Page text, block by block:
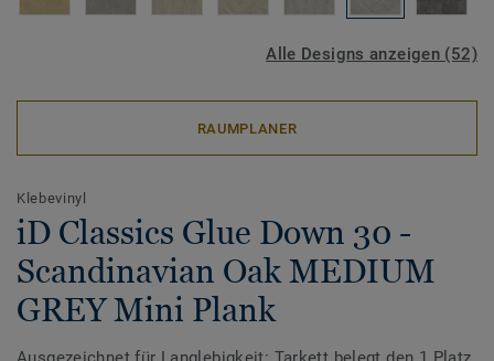
Alle Designs anzeigen (52)
RAUMPLANER
Klebevinyl
iD Classics Glue Down 30 -
Scandinavian Oak MEDIUM
GREY Mini Plank